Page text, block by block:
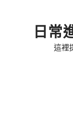
日常
這裡